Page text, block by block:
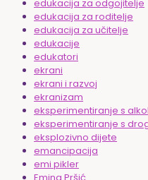
edukacija za odgojitelje
edukacija za roditelje
edukacija za učitelje
edukacije
edukatori
ekrani
ekrani i razvoj
ekranizam
eksperimentiranje s
eksperimentiranje s
eksplozivno dijete
emancipacija
emi pikler